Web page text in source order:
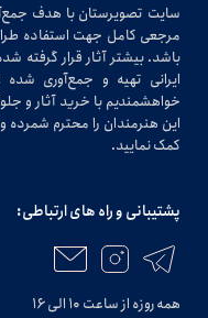
سایت تصویرستان با هدف
مرجعی کامل جهت استفاده
باشد. بیشتر آثار قرار گرفته
ایرانی تهیه و جمع‌آوری
خواهشمندیم با خرید آثار و
این هنرمندان را محترم شمرده
کمک نمایید.
پشتیبانی و راه های ارتباطی:
همه روزه از ساعت ۱۰ الی ۱۶